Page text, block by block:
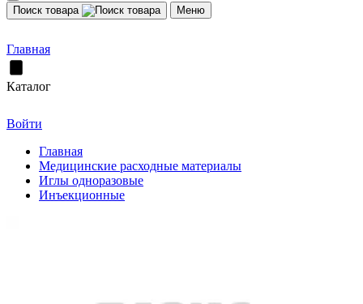
Поиск товара Меню
Главная
Каталог
Войти
Главная
Медицинские расходные материалы
Иглы одноразовые
Инъекционные